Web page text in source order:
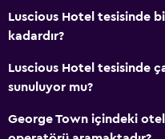
Aile dostu
Bebek veya çocuk bakımı
Luscious Hotel tesisinde
kadardır?
Luscious Hotel tesisinde
sunuluyor mu?
George Town içindeki